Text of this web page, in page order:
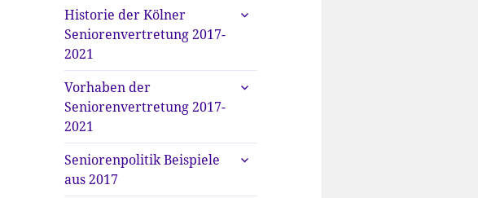
Historie der Kölner
Seniorenvertretung 2017-
2021
untermenü
Vorhaben der
Seniorenvertretung 2017-
2021
untermenü
Seniorenpolitik Beispiele
aus 2017
untermenü